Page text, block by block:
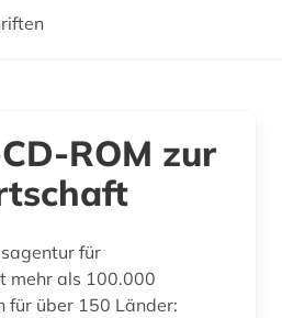
ROM zur
für
mehr als 100.000
für über 150 Länder: